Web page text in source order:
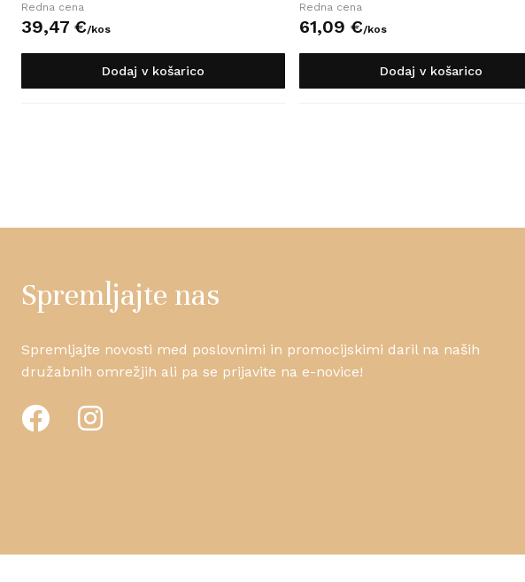
Redna cena
39,47 €/kos
Dodaj v košarico
Redna cena
61,09 €/kos
Dodaj v košarico
Spremljajte nas
Spremljajte novosti med poslovnimi in promocijskimi daril na naših
družabnih omrežjih ali pa se prijavite na e-novice!